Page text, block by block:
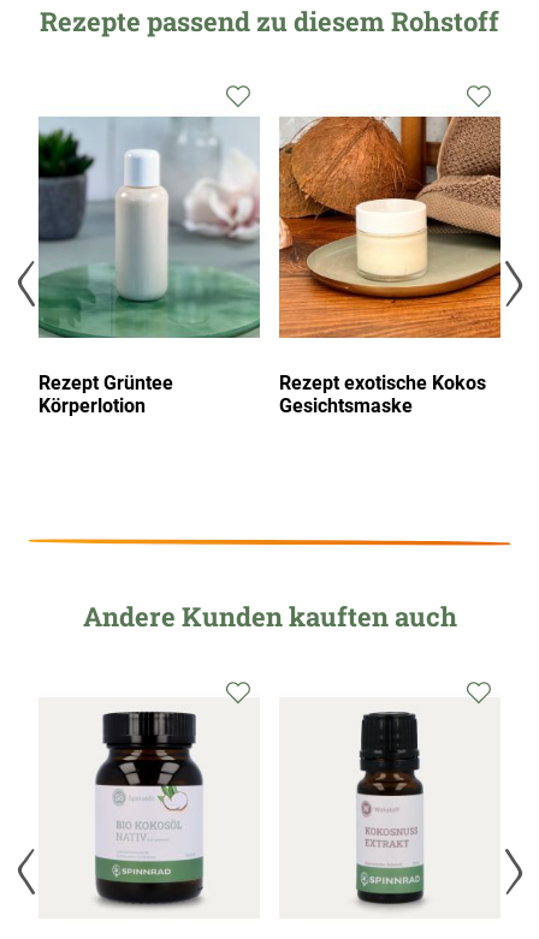
Rezepte passend zu diesem Rohstoff
Wunschliste
hinzufügen
Rezept Grüntee
Körperlotion
Wunschliste
hinzufügen
Rezept exotische Kokos
Gesichtsmaske
Andere Kunden kauften auch